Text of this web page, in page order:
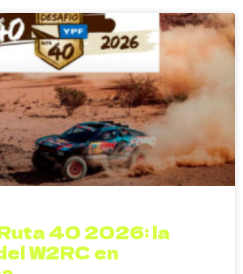
40 2026: la
W2RC en